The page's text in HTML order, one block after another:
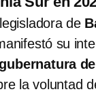
de
su
la voluntad